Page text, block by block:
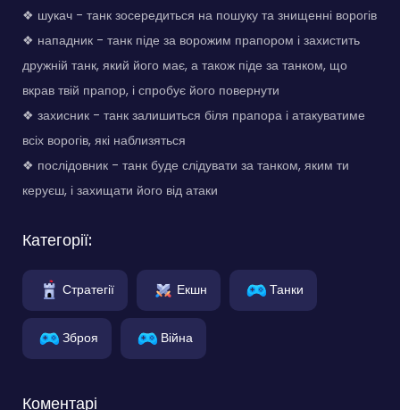
❖ шукач - танк зосередиться на пошуку та знищенні ворогів
❖ нападник - танк піде за ворожим прапором і захистить
дружній танк, який його має, а також піде за танком, що
вкрав твій прапор, і спробує його повернути
❖ захисник - танк залишиться біля прапора і атакуватиме
всіх ворогів, які наблизяться
❖ послідовник - танк буде слідувати за танком, яким ти
керуєш, і захищати його від атаки
Категорії:
Стратегії Екшн Танки
Зброя Війна
Коментарі